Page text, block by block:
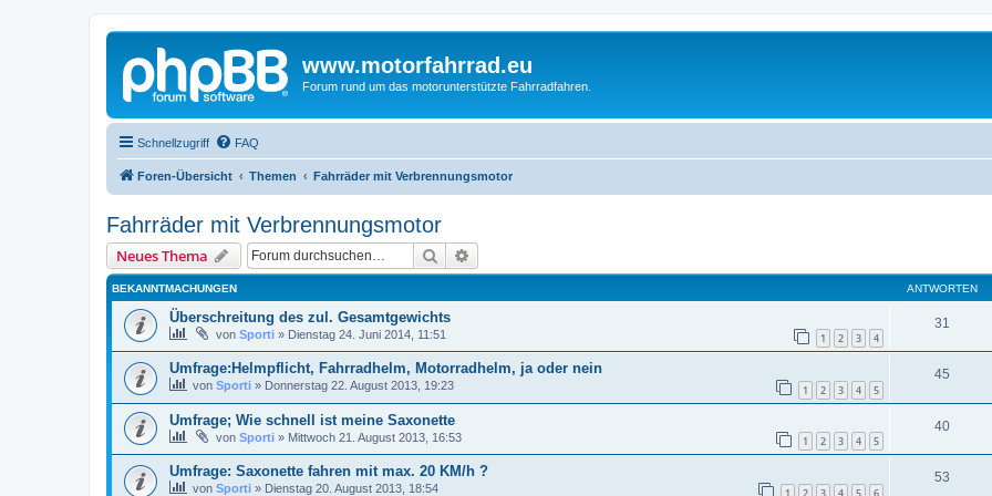
www.motorfahrrad.eu
Forum rund um das motorunterstützte Fahrradfahren.
Schnellzugriff FAQ
Foren-Übersicht Themen Fahrräder mit Verbrennungsmotor
Fahrräder mit Verbrennungsmotor
Neues Thema Suche
BEKANNTMACHUNGEN ANTWORTEN
Überschreitung des zul. Gesamtgewichts
von Sporti » Dienstag 24. Juni 2014, 11:51 1 2 3 4
31
Umfrage:Helmpflicht, Fahrradhelm, Motorradhelm, ja oder nein
von Sporti » Donnerstag 22. August 2013, 19:23 1 2 3 4 5
45
Umfrage; Wie schnell ist meine Saxonette
von Sporti » Mittwoch 21. August 2013, 16:53 1 2 3 4 5
40
Umfrage: Saxonette fahren mit max. 20 KM/h ?
von Sporti » Dienstag 20. August 2013, 18:54
53